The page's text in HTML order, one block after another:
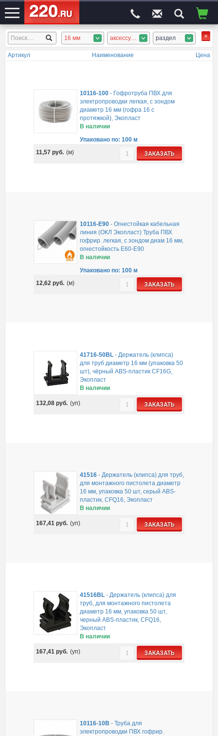
ЭЛЕКТРОСАЙТ№1 16 мм аксессуары, ПВХ гофротруба раздел
Артикул Наименование Цена
10116-100 - Гофротруба ПВХ для
электропроводки легкая, с зондом
диаметр 16 мм (гофра 16 с
протяжкой), Экопласт
В наличии
Упаковано по: 100 м
11,57 руб. (м) ЗАКАЗАТЬ
10116-E90 - Огнестойкая кабельная
линия (ОКЛ Экопласт) Труба ПВХ
гофрир. легкая, с зондом диам 16 мм,
огнестойкость E60-E90
В наличии
Упаковано по: 100 м
12,62 руб. (м) ЗАКАЗАТЬ
41716-50BL - Держатель (клипса)
для труб диаметр 16 мм (упаковка 50
шт), чёрный ABS-пластик CF16G,
Экопласт
В наличии
132,08 руб. (уп) ЗАКАЗАТЬ
41516 - Держатель (клипса) для труб,
для монтажного пистолета диаметр
16 мм, упаковка 50 шт, серый ABS-
пластик, CFQ16, Экопласт
В наличии
167,41 руб. (уп) ЗАКАЗАТЬ
41516BL - Держатель (клипса) для
труб, для монтажного пистолета
диаметр 16 мм, упаковка 50 шт,
черный ABS-пластик, CFQ16,
Экопласт
В наличии
167,41 руб. (уп) ЗАКАЗАТЬ
10116-10B - Труба для
электропроводки ПВХ гофрир.